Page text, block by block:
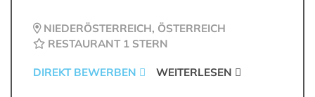
NIEDERÖSTERREICH, ÖSTERREICH
RESTAURANT 1 STERN
DIREKT BEWERBEN WEITERLESEN